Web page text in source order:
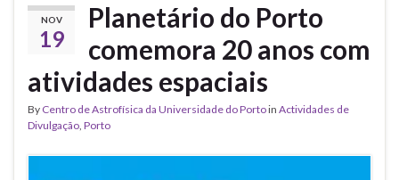
NOV
19
Planetário do Porto
comemora 20 anos com
atividades espaciais
By Centro de Astrofísica da Universidade do Portoin Actividades de
Divulgação, Porto